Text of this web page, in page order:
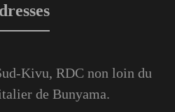
Kivu, RDC non loin du
de Bunyama.